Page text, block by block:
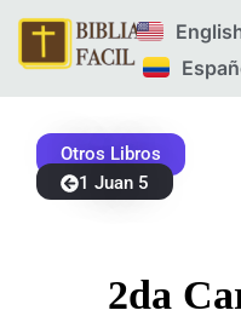
Otros Libros
1 Juan 5
2da